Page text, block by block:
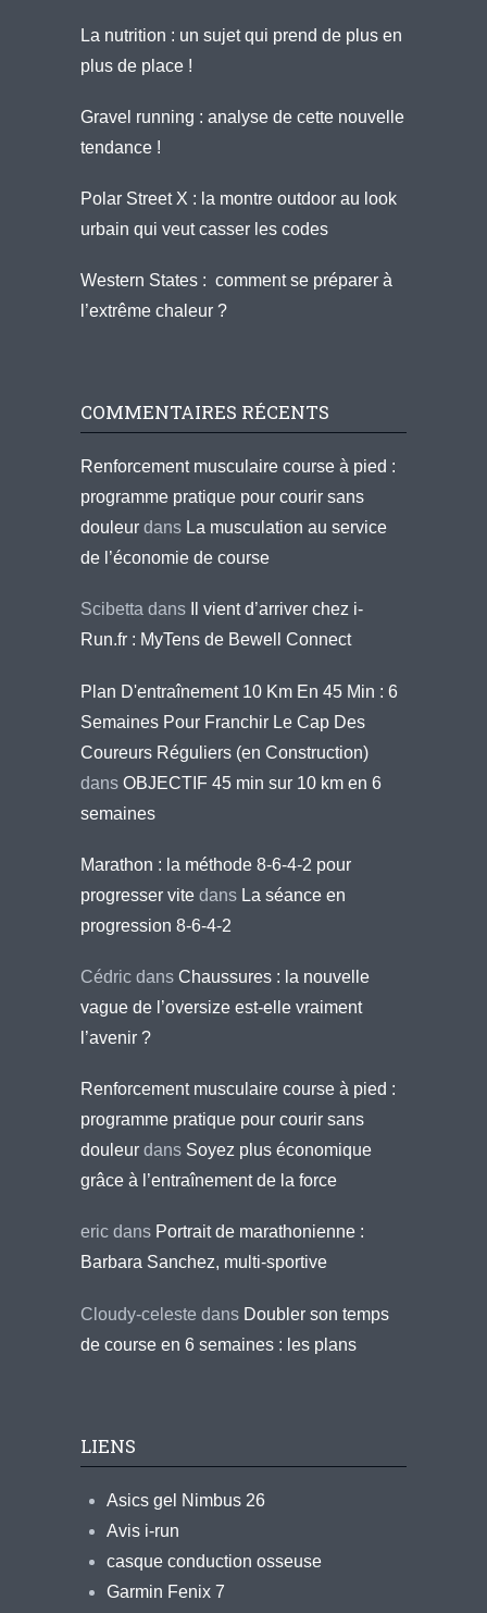
La nutrition : un sujet qui prend de plus en
plus de place !
Gravel running : analyse de cette nouvelle
tendance !
Polar Street X : la montre outdoor au look
urbain qui veut casser les codes
Western States : comment se préparer à
l’extrême chaleur ?
COMMENTAIRES RÉCENTS
Renforcement musculaire course à pied :
programme pratique pour courir sans
douleur dans La musculation au service
de l’économie de course
Scibetta dans
Il vient d’arriver chez i-
Run.fr : MyTens de Bewell Connect
Plan D'entraînement 10 Km En 45 Min : 6
Semaines Pour Franchir Le Cap Des
Coureurs Réguliers (en Construction)
dans OBJECTIF 45 min sur 10 km en 6
semaines
Marathon : la méthode 8-6-4-2 pour
progresser vite dans La séance en
progression 8-6-4-2
Cédric dans Chaussures : la nouvelle
vague de l’oversize est-elle vraiment
l’avenir ?
Renforcement musculaire course à pied :
programme pratique pour courir sans
douleur dans Soyez plus économique
grâce à l’entraînement de la force
eric dans Portrait de marathonienne :
Barbara Sanchez, multi-sportive
Cloudy-celeste dans Doubler son temps
de course en 6 semaines : les plans
LIENS
Asics gel Nimbus 26
Avis i-run
casque conduction osseuse
Garmin Fenix 7